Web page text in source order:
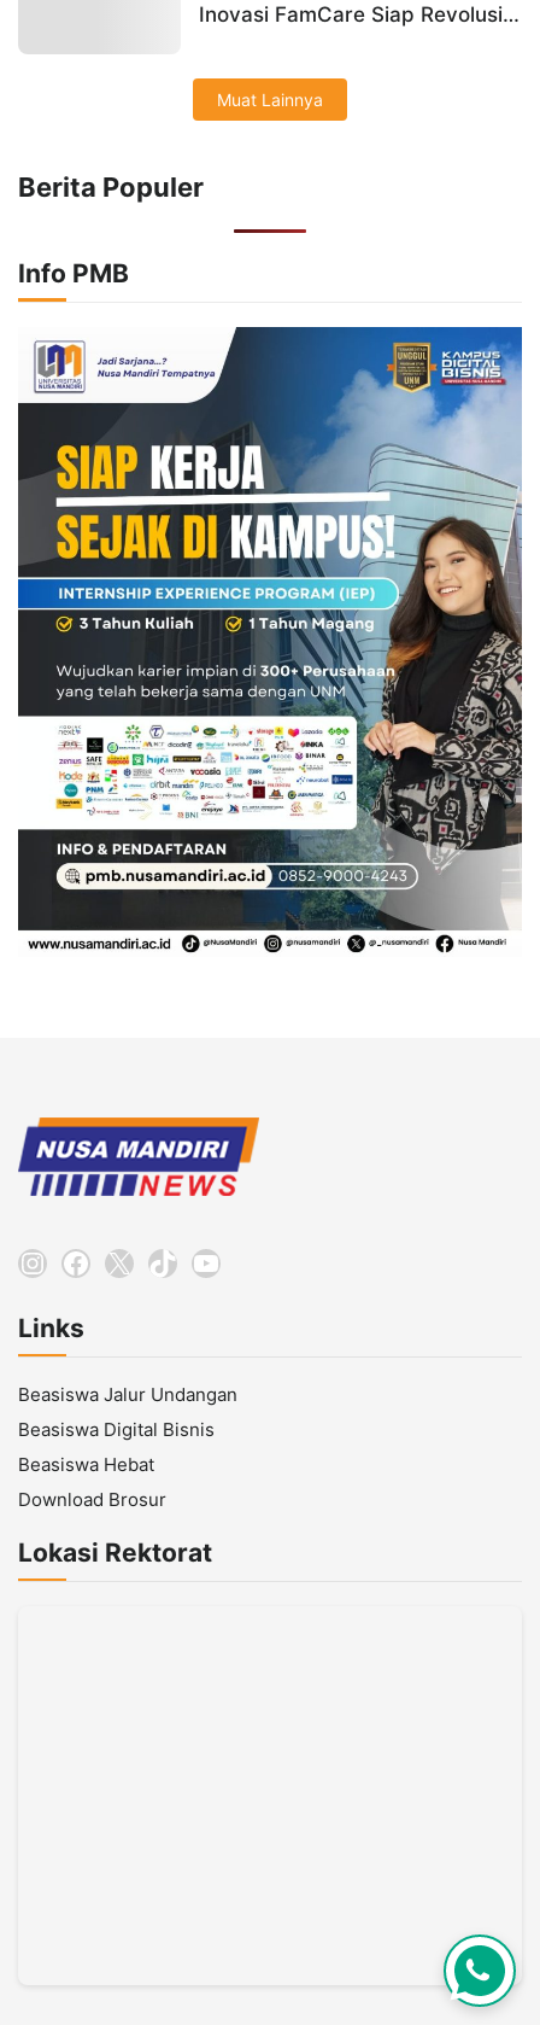
Inovasi FamCare Siap Revolusi
Muat Lainnya
Berita Populer
Info PMB
Instagram
Facebook
X TikTokYouTube
Links
Beasiswa Jalur Undangan
Beasiswa Digital Bisnis
Beasiswa Hebat
Download Brosur
Lokasi Rektorat